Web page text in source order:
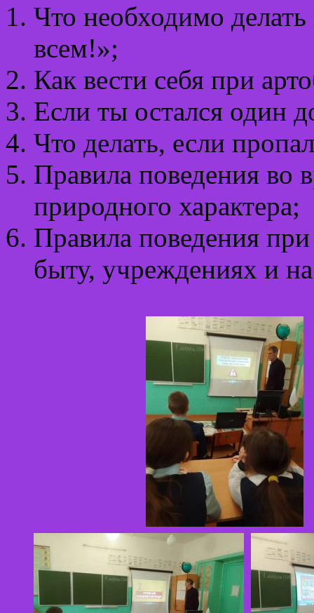
Что необходимо
всем!»;
Как вести себя при
Если ты остался один
Что делать, если
Правила поведения во
природного характера;
Правила поведения
быту,